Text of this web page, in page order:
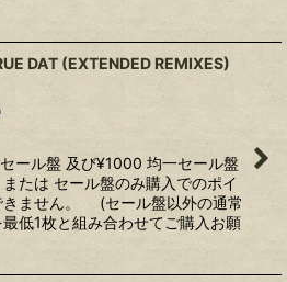
DAT (EXTENDED REMIXES)
ール盤 及び¥1000 均一セール盤
たは セール盤のみ購入でのポイ
きません。 (セール盤以外の通常
低1枚と組み合わせてご購入お願